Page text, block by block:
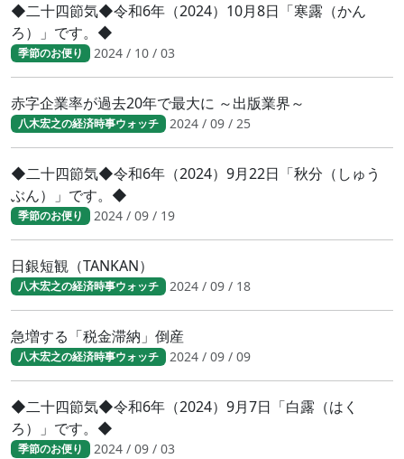
◆二十四節気◆令和6年（2024）10月8日「寒露（かん
ろ）」です。◆
季節のお便り 2024 / 10 / 03
赤字企業率が過去20年で最大に ～出版業界～
八木宏之の経済時事ウォッチ 2024 / 09 / 25
◆二十四節気◆令和6年（2024）9月22日「秋分（しゅう
ぶん）」です。◆
季節のお便り 2024 / 09 / 19
日銀短観（TANKAN）
八木宏之の経済時事ウォッチ 2024 / 09 / 18
急増する「税金滞納」倒産
八木宏之の経済時事ウォッチ 2024 / 09 / 09
◆二十四節気◆令和6年（2024）9月7日「白露（はく
ろ）」です。◆
季節のお便り 2024 / 09 / 03